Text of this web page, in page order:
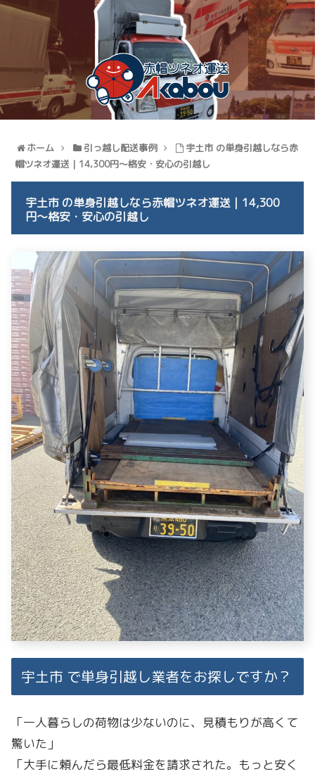
ホーム 引っ越し配送事例
宇土市 の単身引越しなら赤
帽ツネオ運送｜14,300円〜格安・安心の引越し
宇土市 の単身引越しなら赤帽ツネオ運送｜14,300
円〜格安・安心の引越し
宇土市 で単身引越し業者をお探しですか？
「一人暮らしの荷物は少ないのに、見積もりが高くて
驚いた」
「大手に頼んだら最低料金を請求された。もっと安く